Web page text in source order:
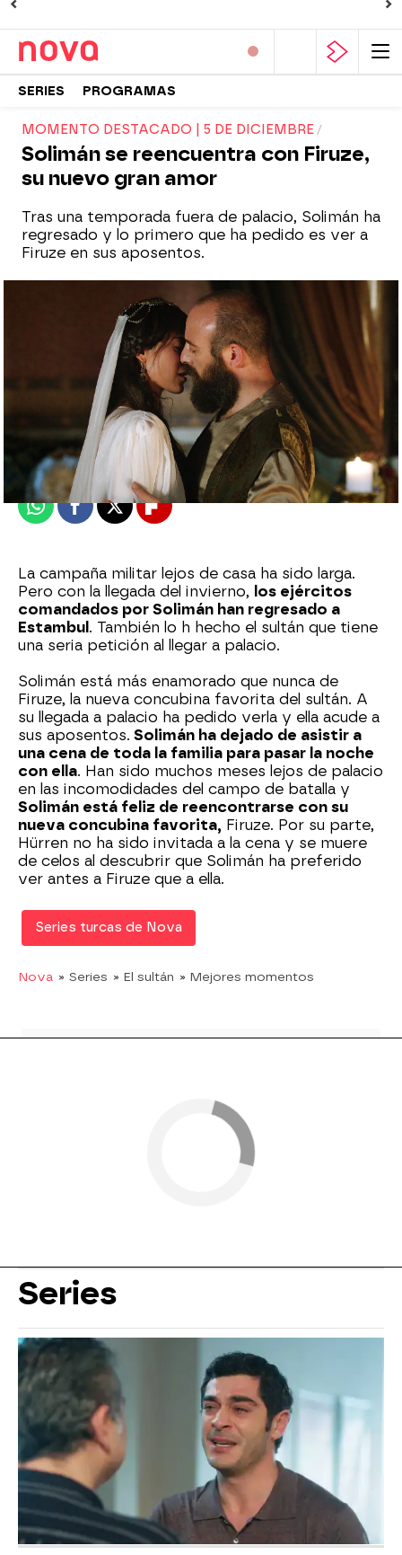
SERIES PROGRAMAS
MOMENTO DESTACADO | 5 DE DICIEMBRE
Solimán se reencuentra con Firuze,
su nuevo gran amor
Tras una temporada fuera de palacio, Solimán ha
regresado y lo primero que ha pedido es ver a
Firuze en sus aposentos.
Nova
Madrid
Publicado: 05 de diciembre de 2022, 22:49
WhatsappFacebook
X Flipboard
La campaña militar lejos de casa ha sido larga.
Pero con la llegada del invierno, los ejércitos
comandados por Solimán han regresado a
Estambul . También lo h hecho el sultán que tiene
una seria petición al llegar a palacio.
Solimán está más enamorado que nunca de
Firuze, la nueva concubina favorita del sultán. A
su llegada a palacio ha pedido verla y ella acude a
sus aposentos. Solimán ha dejado de asistir a
una cena de toda la familia para pasar la noche
con ella. Han sido muchos meses lejos de palacio
en las incomodidades del campo de batalla y
Solimán está feliz de reencontrarse con su
nueva concubina favorita, Firuze. Por su parte,
Hürren no ha sido invitada a la cena y se muere
de celos al descubrir que Solimán ha preferido
ver antes a Firuze que a ella.
Series turcas de Nova
Nova » Series » El sultán » Mejores momentos
Series